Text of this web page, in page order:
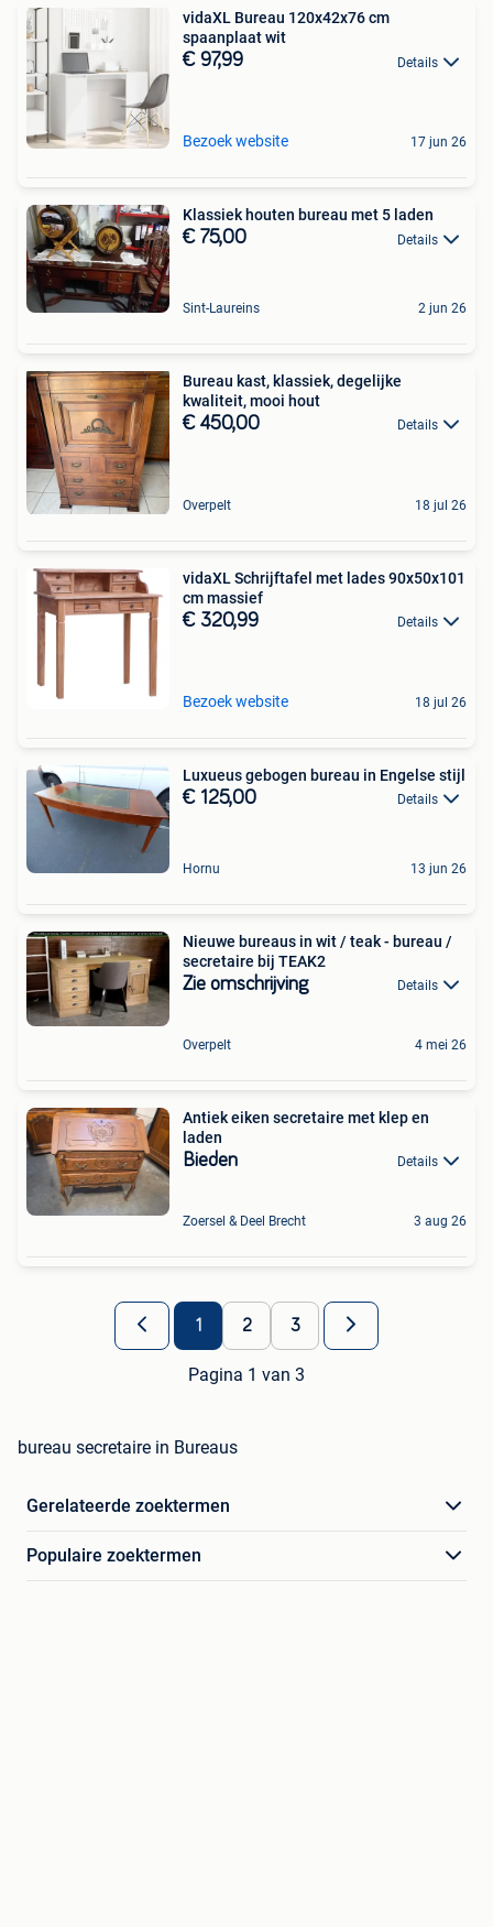
vidaXL Bureau 120x42x76 cm
spaanplaat wit
€ 97,99 Details
Bezoek website 17 jun 26
Klassiek houten bureau met 5 laden
€ 75,00 Details
Sint-Laureins 2 jun 26
Bureau kast, klassiek, degelijke
kwaliteit, mooi hout
€ 450,00 Details
Overpelt 18 jul 26
vidaXL Schrijftafel met lades 90x50x101
cm massief
€ 320,99 Details
Bezoek website 18 jul 26
Luxueus gebogen bureau in Engelse stijl
€ 125,00 Details
Hornu 13 jun 26
Nieuwe bureaus in wit / teak - bureau /
secretaire bij TEAK2
Zie omschrijving Details
Overpelt 4 mei 26
Antiek eiken secretaire met klep en
laden
Bieden Details
Zoersel & Deel Brecht 3 aug 26
1 2 3
Pagina 1 van 3
bureau secretaire in Bureaus
Gerelateerde zoektermen
Populaire zoektermen